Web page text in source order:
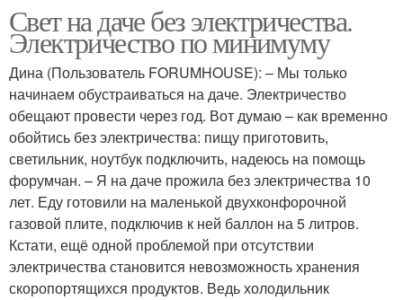
Свет на даче без электричества.
Электричество по минимуму
Дина (Пользователь FORUMHOUSE): – Мы только
начинаем обустраиваться на даче. Электричество
обещают провести через год. Вот думаю – как временно
обойтись без электричества: пищу приготовить,
светильник, ноутбук подключить, надеюсь на помощь
форумчан. – Я на даче прожила без электричества 10
лет. Еду готовили на маленькой двухконфорочной
газовой плите, подключив к ней баллон на 5 литров.
Кстати, ещё одной проблемой при отсутствии
электричества становится невозможность хранения
скоропортящихся продуктов. Ведь холодильник